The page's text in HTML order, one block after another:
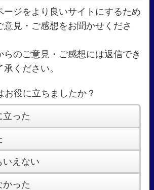
ージをより良いサイトにするため
意見・ご感想をお聞かせくださ
らのご意見・ご感想には返信でき
ください。
お役に立ちましたか？
立った
いえない
かった